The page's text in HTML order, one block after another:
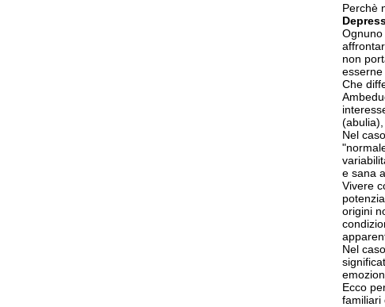
Perchè
non
esserne
Che
(abulia),
Nel
e sana
Vivere
origini
Nel
Ecco
familiari